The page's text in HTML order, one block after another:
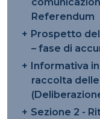
Referendum
Prospetto
– fase di
Informativa
raccolta
Sezione 2 -